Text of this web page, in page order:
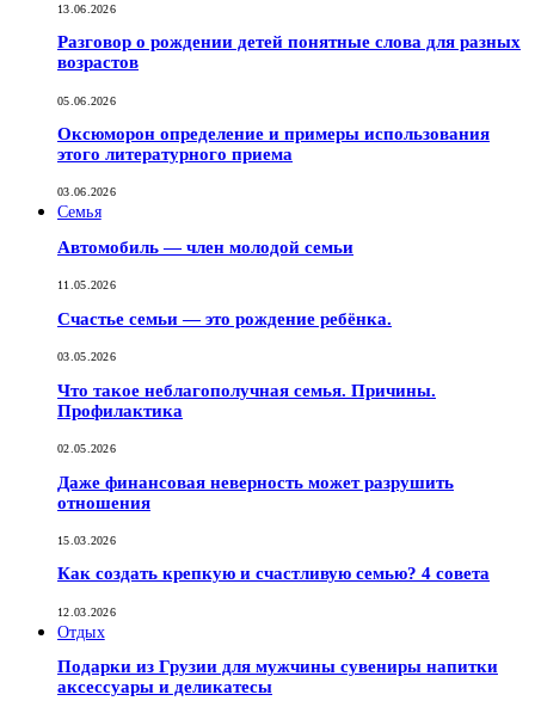
13.06.2026
Разговор о рождении детей понятные слова для разных
возрастов
05.06.2026
Оксюморон определение и примеры использования
этого литературного приема
03.06.2026
Семья
Автомобиль — член молодой семьи
11.05.2026
Счастье семьи — это рождение ребёнка.
03.05.2026
Что такое неблагополучная семья. Причины.
Профилактика
02.05.2026
Даже финансовая неверность может разрушить
отношения
15.03.2026
Как создать крепкую и счастливую семью? 4 совета
12.03.2026
Отдых
Подарки из Грузии для мужчины сувениры напитки
аксессуары и деликатесы